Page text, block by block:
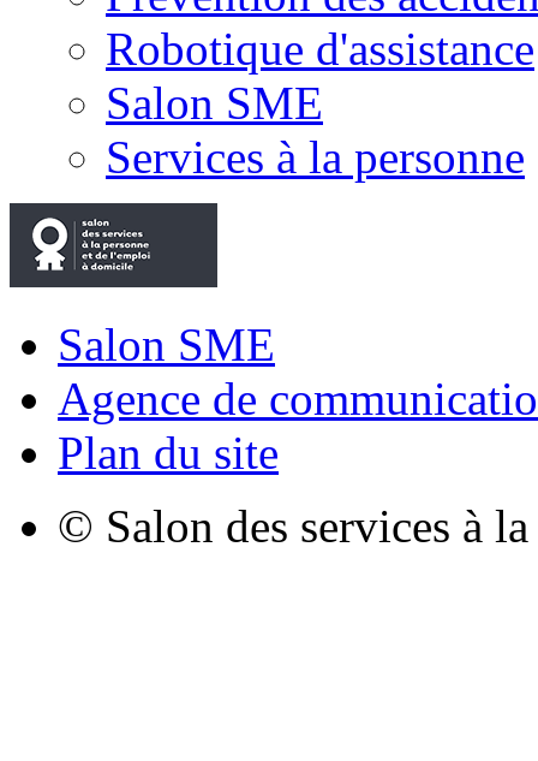
Robotique d'assistance
Salon SME
Services à la personne
Salon SME
Agence de
Plan du site
© Salon des services à